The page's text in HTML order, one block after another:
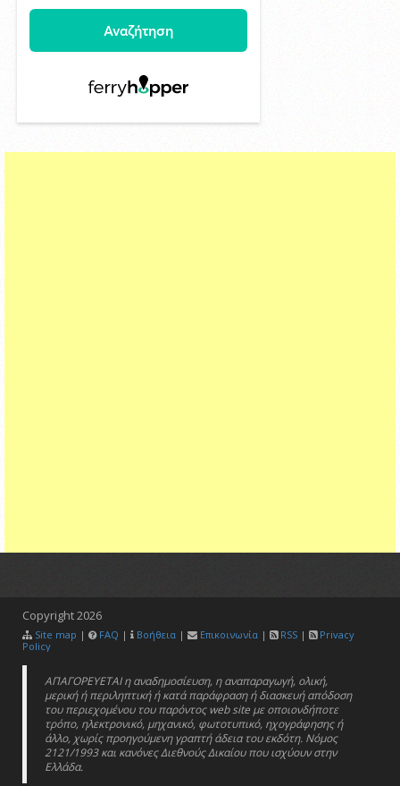
Copyright2026
Site map | FAQ | Βοήθεια | Επικοινωνία | RSS |
Privacy
Policy
ΑΠΑΓΟΡΕΥΕΤΑΙ η αναδημοσίευση, η αναπαραγωγή, ολική,
μερική ή περιληπτική ή κατά παράφραση ή διασκευή απόδοση
του περιεχομένου του παρόντος web site με οποιονδήποτε
τρόπο, ηλεκτρονικό, μηχανικό, φωτοτυπικό, ηχογράφησης ή
άλλο, χωρίς προηγούμενη γραπτή άδεια του εκδότη. Νόμος
2121/1993 και κανόνες Διεθνούς Δικαίου που ισχύουν στην
Ελλάδα.